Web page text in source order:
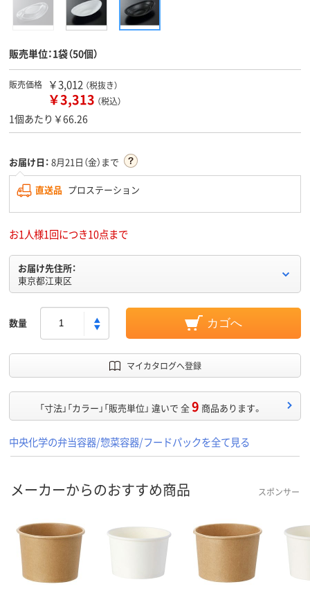
販売単位：1袋（50個）
販売価格 ￥3,012 （税抜き）
￥3,313 （税込）
1個あたり￥66.26
お届け日： 8月21日（金）まで
直送品 プロステーション
お1人様1回につき10点まで
お届け先住所：
東京都江東区
数量 カゴへ
マイカタログへ登録
「寸法」「カラー」「販売単位」 違いで 全9 商品あります。
中央化学の弁当容器/惣菜容器/フードパックを全て見る
メーカーからのおすすめ商品 スポンサー